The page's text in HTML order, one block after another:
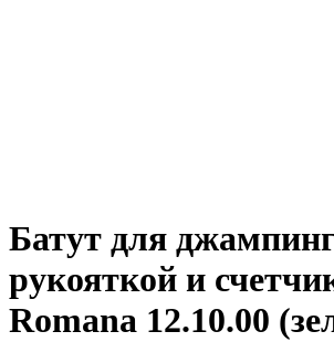
Батут для
рукояткой и
Romana 12.10.00